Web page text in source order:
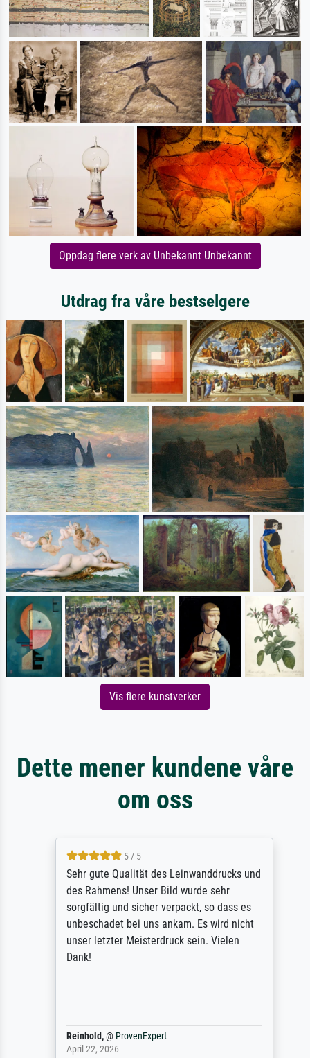
Oppdag flere verk av Unbekannt Unbekannt
Utdrag fra våre bestselgere
Vis flere kunstverker
Dette mener kundene våre
om oss
5 / 5
Sehr gute Qualität des Leinwanddrucks und
des Rahmens! Unser Bild wurde sehr
sorgfältig und sicher verpackt, so dass es
unbeschadet bei uns ankam. Es wird nicht
unser letzter Meisterdruck sein. Vielen
Dank!
Reinhold, @ProvenExpert
April 22, 2026